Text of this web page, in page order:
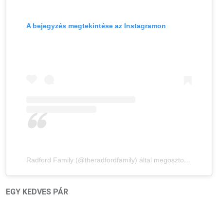
A bejegyzés megtekintése az Instagramon
Radford Family (@theradfordfamily) által megosztott bejegyzés
EGY KEDVES PÁR